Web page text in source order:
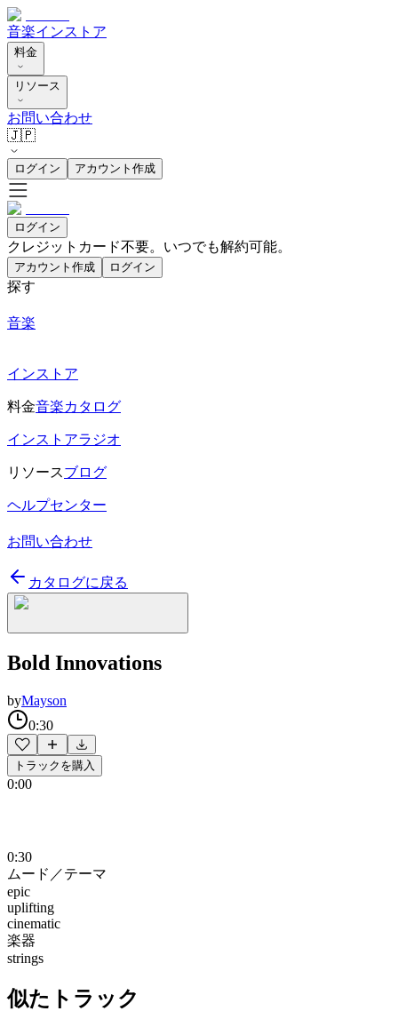
音楽インストア
料金
リソース
お問い合わせ
🇯🇵
ログイン アカウント作成
ログイン
クレジットカード不要。いつでも解約可能。
アカウント作成 ログイン
探す
音楽
インストア
料金音楽カタログ
インストアラジオ
リソースブログ
ヘルプセンター
お問い合わせ
カタログに戻る
Bold Innovations
byMayson
0:30
トラックを購入
0:00
0:30
ムード／テーマ
epic
uplifting
cinematic
楽器
strings
似たトラック